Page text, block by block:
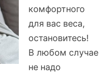
комфортного
для вас веса,
остановитесь!
В любом случае
не надо